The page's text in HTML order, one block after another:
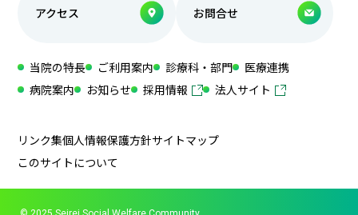
アクセス お問合せ
当院の特長 ご利用案内 診療科・部門
医療連携
病院案内
お知らせ 採用情報 法人サイト
リンク集個人情報保護方針サイトマップ
このサイトについて